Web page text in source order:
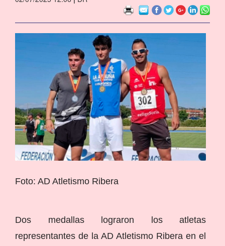
Foto: AD Atletismo Ribera
Dos medallas lograron los atletas
representantes de la AD Atletismo Ribera en el